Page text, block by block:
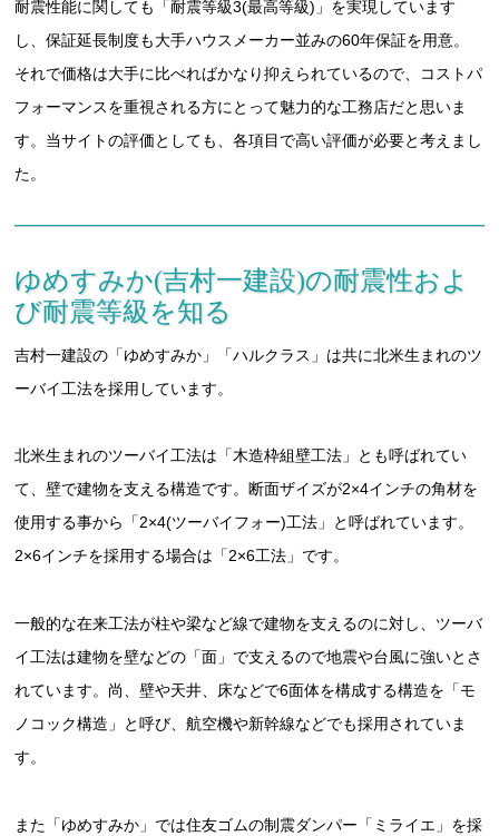
耐震性能に関しても「耐震等級3(最高等級)」を実現しています
し、保証延長制度も大手ハウスメーカー並みの60年保証を用意。
それで価格は大手に比べればかなり抑えられているので、コストパ
フォーマンスを重視される方にとって魅力的な工務店だと思いま
す。当サイトの評価としても、各項目で高い評価が必要と考えまし
た。
ゆめすみか(吉村一建設)の耐震性およ
び耐震等級を知る
吉村一建設の「ゆめすみか」「ハルクラス」は共に北米生まれのツ
ーバイ工法を採用しています。
北米生まれのツーバイ工法は「木造枠組壁工法」とも呼ばれてい
て、壁で建物を支える構造です。断面ザイズが2×4インチの角材を
使用する事から「2×4(ツーバイフォー)工法」と呼ばれています。
2×6インチを採用する場合は「2×6工法」です。
一般的な在来工法が柱や梁など線で建物を支えるのに対し、ツーバ
イ工法は建物を壁などの「面」で支えるので地震や台風に強いとさ
れています。尚、壁や天井、床などで6面体を構成する構造を「モ
ノコック構造」と呼び、航空機や新幹線などでも採用されていま
す。
また「ゆめすみか」では住友ゴムの制震ダンパー「ミライエ」を採